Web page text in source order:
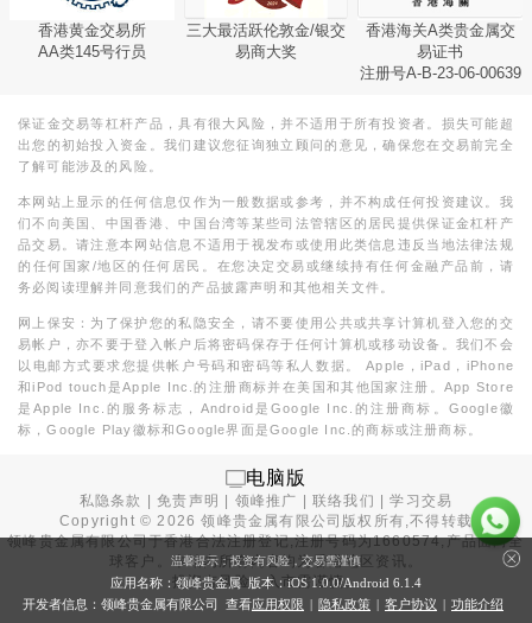
香港黄金交易所
AA类145号行员
三大最活跃伦敦金/银交
易商大奖
香港海关A类贵金属交
易证书
注册号A-B-23-06-00639
保证金交易等杠杆产品，具有很大风险，并不适用于所有投资者。损失可能超
出您的初始投入资金。我们建议您征询独立顾问的意见，确保您在交易前完全
了解可能涉及的风险。
本网站上显示的任何信息仅作为一般数据或参考，并不构成任何投资建议。我
们不向美国、中国香港、中国台湾等某些司法管辖区的居民提供保证金杠杆产
品交易。请注意本网站信息不适用于视发布或使用此类信息违反当地法律法规
的任何国家/地区的任何居民。在您决定交易或继续持有任何金融产品前，请
务必阅读理解并同意我们的产品披露声明和其他相关文件。
网上保安：为了保护您的私隐安全，请不要使用公共或共享计算机登入您的交
易帐户，亦不要于登入帐户后将密码保存于任何计算机或移动设备。我们不会
以电邮方式要求您提供帐户号码和密码等私人数据。 Apple，iPad，iPhone
和iPod touch是Apple Inc.的注册商标并在美国和其他国家注册。App Store
是Apple Inc.的服务标志，Android是Google Inc.的注册商标。Google徽
标，Google Play徽标和Google界面是Google Inc.的商标或注册商标。
电脑版
私隐条款 |免责声明 领峰推广 |联络我们 |学习交易
Copyright ©2026 领峰贵金属有限公司版权所有,不得转载
领峰贵金属有限公司于香港合法注册登记,注册号码为1660574,产品面向全
球客户。本站内所有内容均为香港地区资讯。
投资有风险，入市需谨慎。
温馨提示：投资有风险，交易需谨慎
应用名称：领峰贵金属 版本：iOS 1.0.0/Android 6.1.4
开发者信息：领峰贵金属有限公司 查看应用权限 | 隐私政策 | 客户协议 | 功能介绍